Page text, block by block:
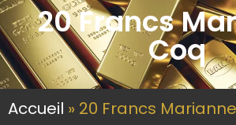
20 Francs
Coq
Accueil » 20 Francs